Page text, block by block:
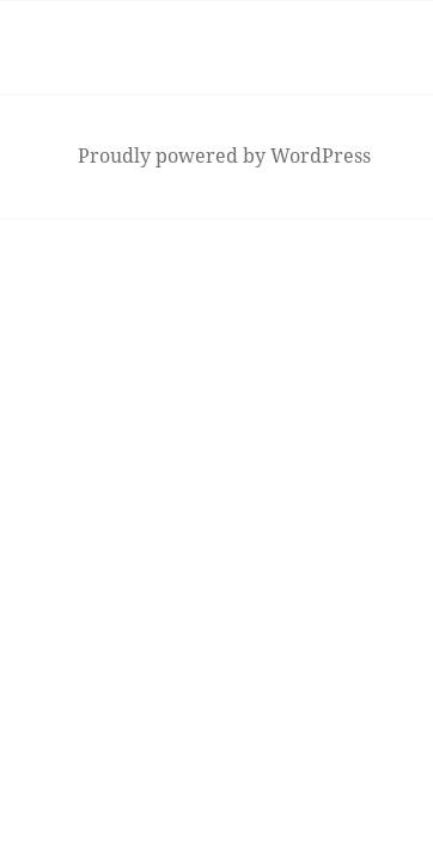
Proudly powered by WordPress